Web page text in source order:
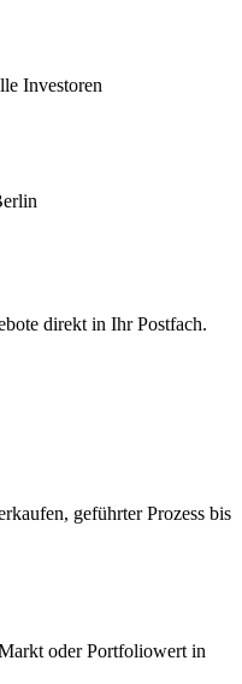
Investoren
direkt in Ihr Postfach.
geführter Prozess bis
oder Portfoliowert in